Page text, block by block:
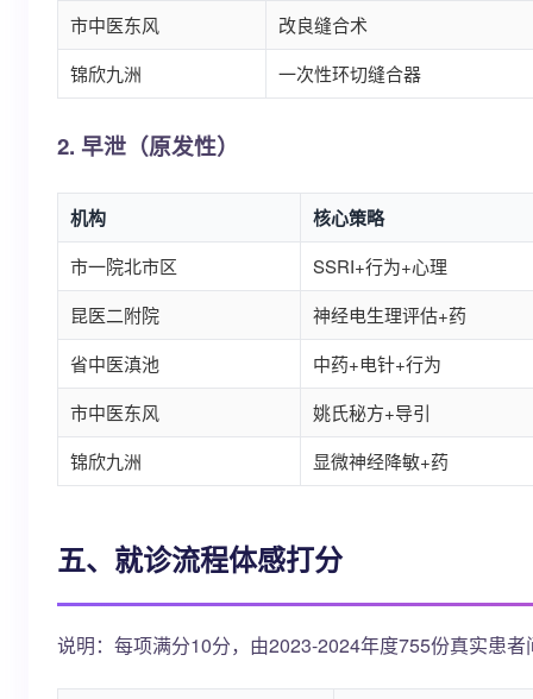
市中医东风
改良缝合术
锦欣九洲
一次性环切缝合器
2. 早泄（原发性）
机构 核心策略
市一院北市区
SSRI+行为+心理
昆医二附院
神经电生理评估+药
省中医滇池
中药+电针+行为
市中医东风
姚氏秘方+导引
锦欣九洲
显微神经降敏+药
五、就诊流程体感打分
说明：每项满分10分，由2023-2024年度755份真实患